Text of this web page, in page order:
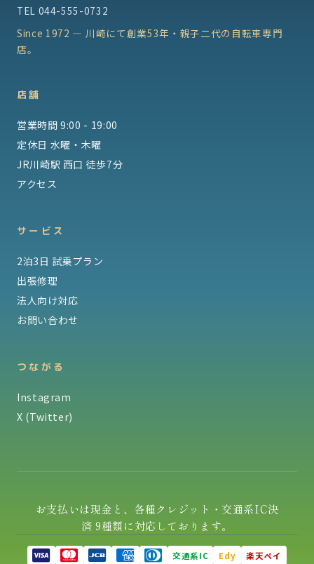
TEL 044-555-0732
Since 1972 — 川崎にて創業53年・親子二代の自転車専門
店。
店舗
営業時間 9:00 - 19:00
定休日 水曜・木曜
JR川崎駅 西口 徒歩7分
アクセス
サービス
2泊3日 試乗プラン
出張修理
法人向け対応
お問い合わせ
つながる
Instagram
X (Twitter)
お支払いは現金と、各種クレジット・交通系IC決
済 9種類に対応しております。
交通系IC Edy 楽天ペイ